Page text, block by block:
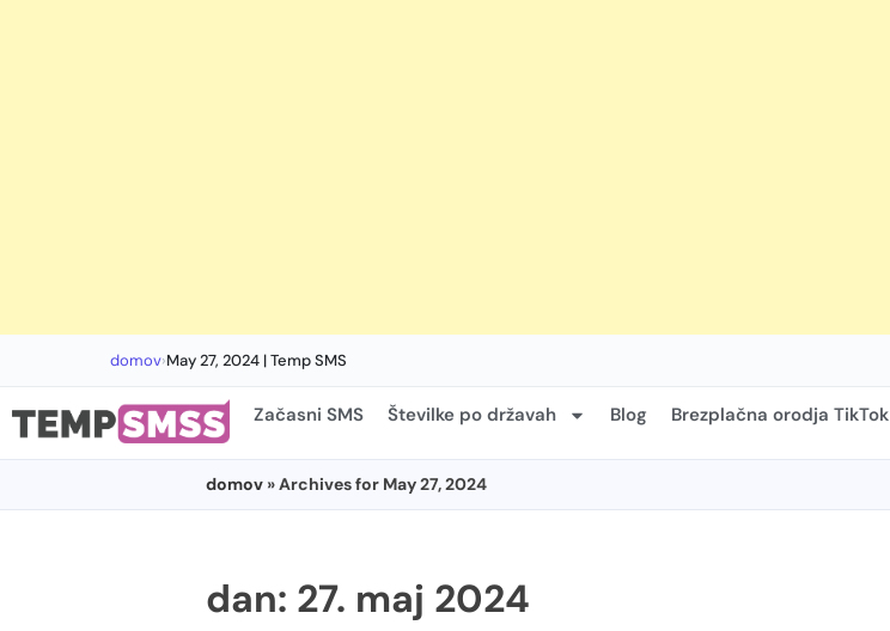
domov›May 27, 2024 | Temp SMS
Začasni SMS Številke po državah Blog Brezplačna orodja TikTok
domov » Archives for May 27, 2024
dan: 27. maj 2024